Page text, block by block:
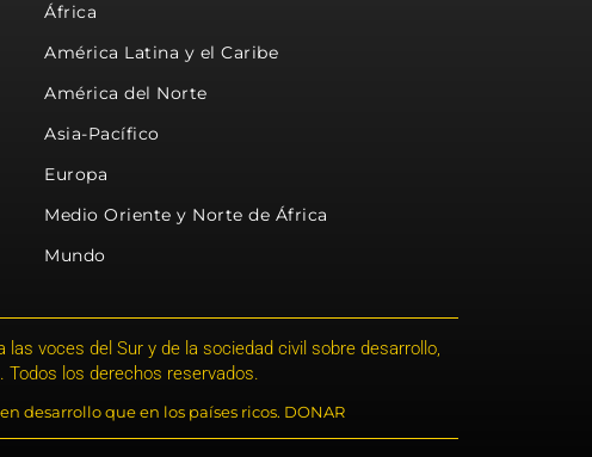
África
América Latina y el Caribe
América del Norte
Asia-Pacífico
Europa
Medio Oriente y Norte de África
Mundo
voces del Sur y de la sociedad civil sobre desarrollo,
Todos los derechos reservados.
desarrollo que en los países ricos. DONAR